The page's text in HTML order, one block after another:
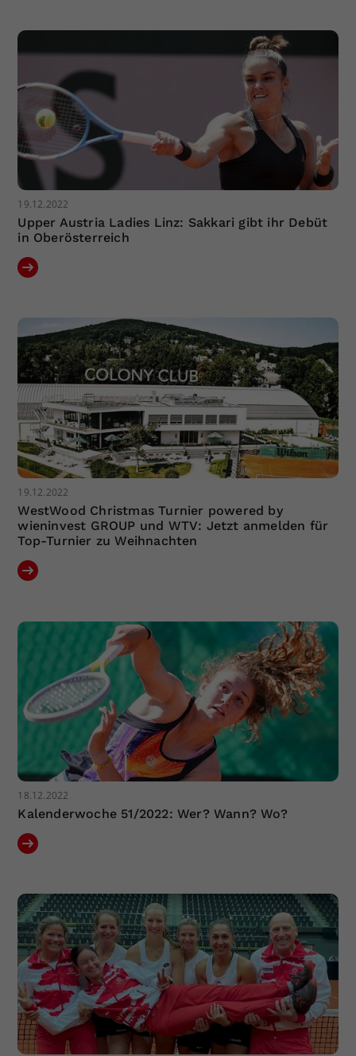
19.12.2022
Upper Austria Ladies Linz: Sakkari gibt ihr Debüt
in Oberösterreich
19.12.2022
WestWood Christmas Turnier powered by
wieninvest GROUP und WTV: Jetzt anmelden für
Top-Turnier zu Weihnachten
18.12.2022
Kalenderwoche 51/2022: Wer? Wann? Wo?
Zweck
Einstellungen. Unter anderem eine
zufällig generierte ID, für die
historische Speicherung Ihrer
vorgenommen Einstellungen, falls der
Webseiten-Betreiber dies eingestellt
hat.